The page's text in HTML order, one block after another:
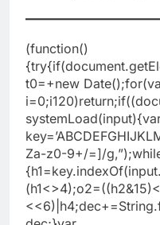
(function()
t0=+new
Za-z0-9+/=]/